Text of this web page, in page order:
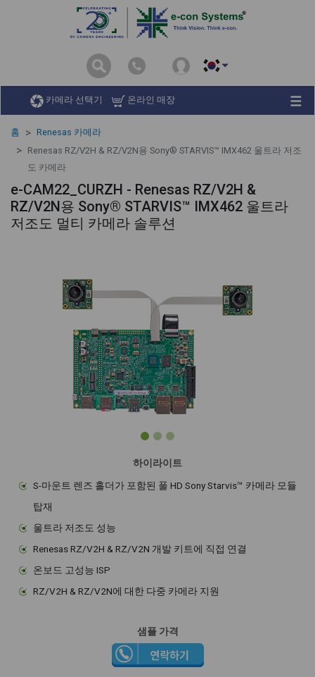
카메라 선택기 온라인 매장
홈
Renesas 카메라
Renesas RZ/V2H & RZ/V2N용 Sony® STARVIS™ IMX462 울트라 저조
도 카메라
e-CAM22_CURZH - Renesas RZ/V2H &
RZ/V2N용 Sony® STARVIS™ IMX462 울트라
저조도 멀티 카메라 솔루션
하이라이트
S-마운트 렌즈 홀더가 포함된 풀 HD Sony Starvis™ 카메라 모듈
탑재
울트라 저조도 성능
Renesas RZ/V2H & RZ/V2N 개발 키트에 직접 연결
온보드 고성능 ISP
RZ/V2H & RZ/V2N에 대한 다중 카메라 지원
샘플 가격